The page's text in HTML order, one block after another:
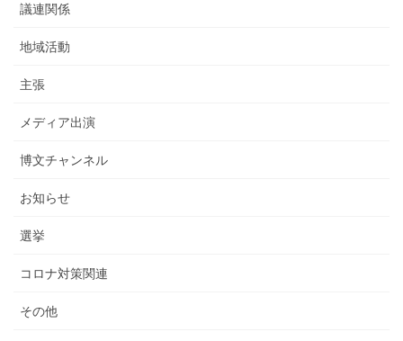
議連関係
地域活動
主張
メディア出演
博文チャンネル
お知らせ
選挙
コロナ対策関連
その他